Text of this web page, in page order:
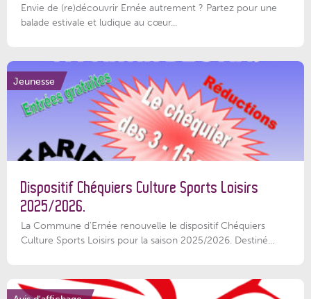
Envie de (re)découvrir Ernée autrement ? Partez pour une
balade estivale et ludique au cœur...
Jeunesse
Dispositif Chéquiers Culture Sports Loisirs
2025/2026.
La Commune d'Ernée renouvelle le dispositif Chéquiers
Culture Sports Loisirs pour la saison 2025/2026. Destiné...